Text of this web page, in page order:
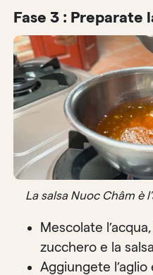
Fase 3 : Preparate
La salsa Nuoc Châm è
Mescolate
zucchero e la
Aggiungete